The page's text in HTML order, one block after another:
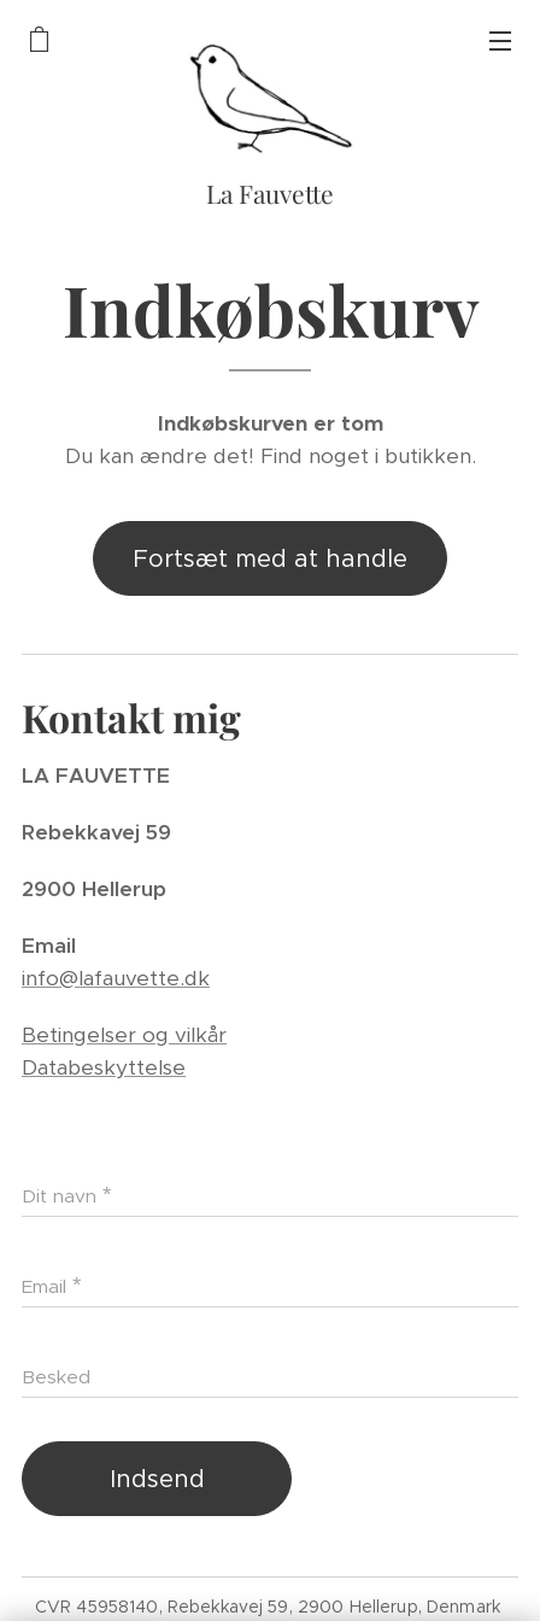
La Fauvette
Indkøbskurv
Indkøbskurven er tom
Du kan ændre det! Find noget i butikken.
Fortsæt med at handle
Kontakt mig
LA FAUVETTE
Rebekkavej 59
2900 Hellerup
Email
info@lafauvette.dk
Betingelser og vilkår
Databeskyttelse
Dit navn
Email
Besked
Indsend
CVR 45958140, Rebekkavej 59, 2900 Hellerup, Denmark